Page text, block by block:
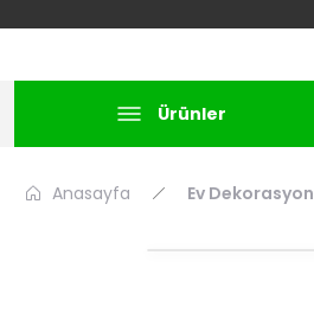
Ürünler
Anasayfa Ev Dekorasyon